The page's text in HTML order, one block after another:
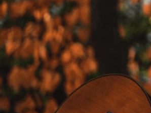
Biljetter
Unga
Presentkort